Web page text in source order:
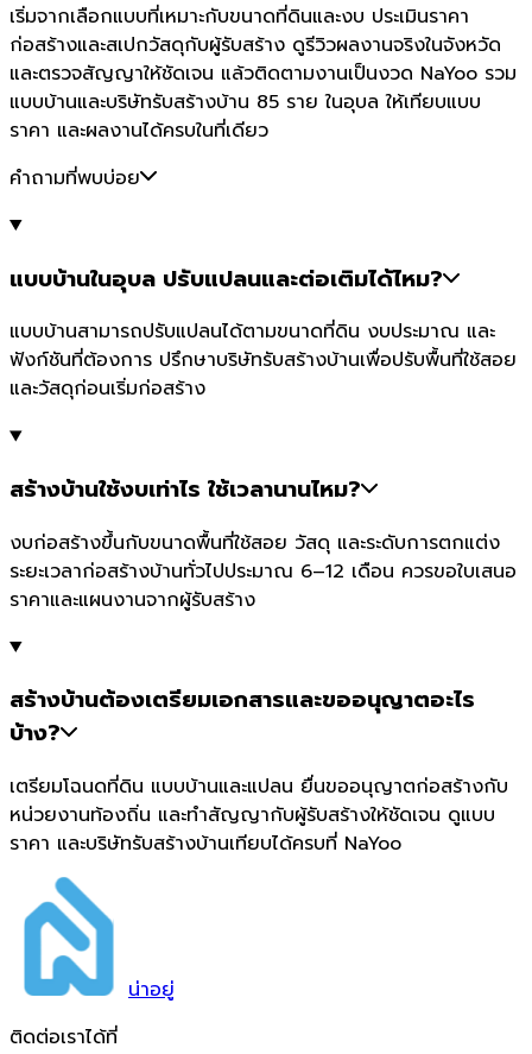
เริ่มจากเลือกแบบที่เหมาะกับขนาดที่ดินและงบ ประเมินราคา
ก่อสร้างและสเปกวัสดุกับผู้รับสร้าง ดูรีวิวผลงานจริงในจังหวัด
และตรวจสัญญาให้ชัดเจน แล้วติดตามงานเป็นงวด NaYoo รวม
แบบบ้านและบริษัทรับสร้างบ้าน 85 ราย ในอุบล ให้เทียบแบบ
ราคา และผลงานได้ครบในที่เดียว
คำถามที่พบบ่อย
แบบบ้านในอุบล ปรับแปลนและต่อเติมได้ไหม?
แบบบ้านสามารถปรับแปลนได้ตามขนาดที่ดิน งบประมาณ และ
ฟังก์ชันที่ต้องการ ปรึกษาบริษัทรับสร้างบ้านเพื่อปรับพื้นที่ใช้สอย
และวัสดุก่อนเริ่มก่อสร้าง
สร้างบ้านใช้งบเท่าไร ใช้เวลานานไหม?
งบก่อสร้างขึ้นกับขนาดพื้นที่ใช้สอย วัสดุ และระดับการตกแต่ง
ระยะเวลาก่อสร้างบ้านทั่วไปประมาณ 6–12 เดือน ควรขอใบเสนอ
ราคาและแผนงานจากผู้รับสร้าง
สร้างบ้านต้องเตรียมเอกสารและขออนุญาตอะไร
บ้าง?
เตรียมโฉนดที่ดิน แบบบ้านและแปลน ยื่นขออนุญาตก่อสร้างกับ
หน่วยงานท้องถิ่น และทำสัญญากับผู้รับสร้างให้ชัดเจน ดูแบบ
ราคา และบริษัทรับสร้างบ้านเทียบได้ครบที่ NaYoo
น่าอยู่
ติดต่อเราได้ที่